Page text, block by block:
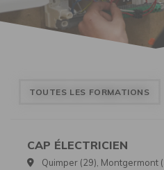
TOUTES LES FORMATIONS
CAP ÉLECTRICIEN
Quimper (29), Montgermont